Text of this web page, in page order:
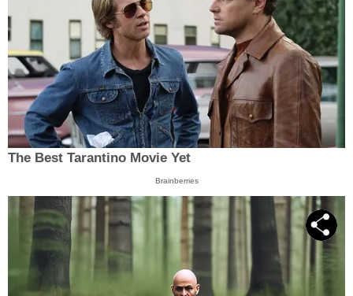
The Best Tarantino Movie Yet
Brainberries